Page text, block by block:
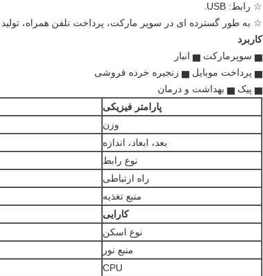
☆ رابط: USB.
☆ به طور گسترده ای در سوپر مارکت، پرداخت تلفن همراه،
کاربرد
▅ سوپرمارکت ▅ انبار
▅ پرداخت موبایل ▅ زنجیره خرده فروشی
▅ پیک ▅ بهداشت و درمان
پارامتر فیزیکی
وزن
بعد، ابعاد، اندازه
نوع رابط
راه ارتباطی
منبع تغذیه
کارایی
نوع اسکن
منبع نور
CPU